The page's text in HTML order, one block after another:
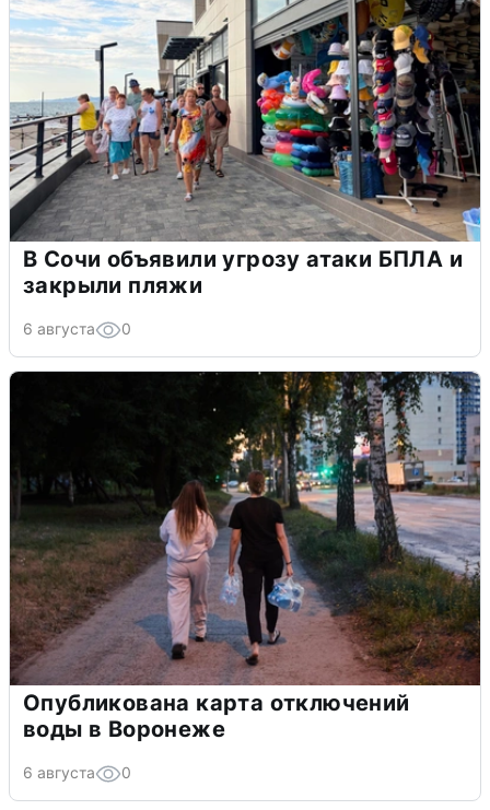
В Сочи объявили угрозу атаки БПЛА и
закрыли пляжи
6 августа 0
Опубликована карта отключений
воды в Воронеже
6 августа 0